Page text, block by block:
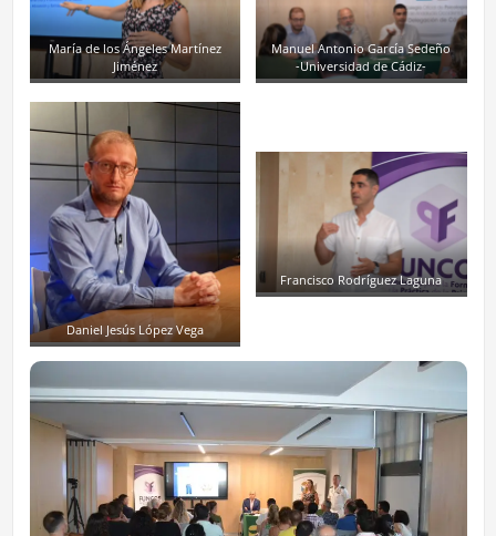
María de los Ángeles Martínez
Jiménez
Manuel Antonio García Sedeño
-Universidad de Cádiz-
Daniel Jesús López Vega
Francisco Rodríguez Laguna